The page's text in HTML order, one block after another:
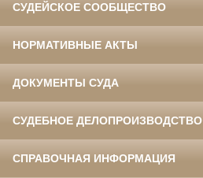
СУДЕЙСКОЕ СООБЩЕСТВО
НОРМАТИВНЫЕ АКТЫ
ДОКУМЕНТЫ СУДА
СУДЕБНОЕ ДЕЛОПРОИЗВОДСТВО
СПРАВОЧНАЯ ИНФОРМАЦИЯ